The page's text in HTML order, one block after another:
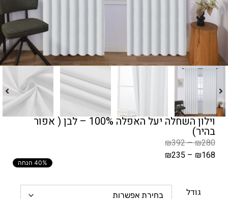
וילון השחלה יעל האפלה 100% – לבן ( אפור
בהיר)
₪280
–
₪392
₪168
–
₪235
40% הנחה
גודל